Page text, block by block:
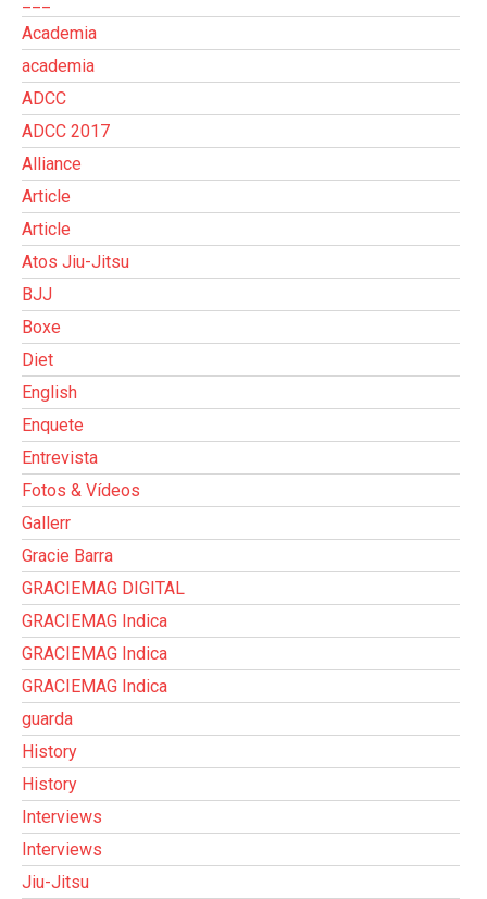
Academia
academia
ADCC
ADCC 2017
Alliance
Article
Article
Atos Jiu-Jitsu
BJJ
Boxe
Diet
English
Enquete
Entrevista
Fotos & Vídeos
Gallerr
Gracie Barra
GRACIEMAG DIGITAL
GRACIEMAG Indica
GRACIEMAG Indica
GRACIEMAG Indica
guarda
History
History
Interviews
Interviews
Jiu-Jitsu